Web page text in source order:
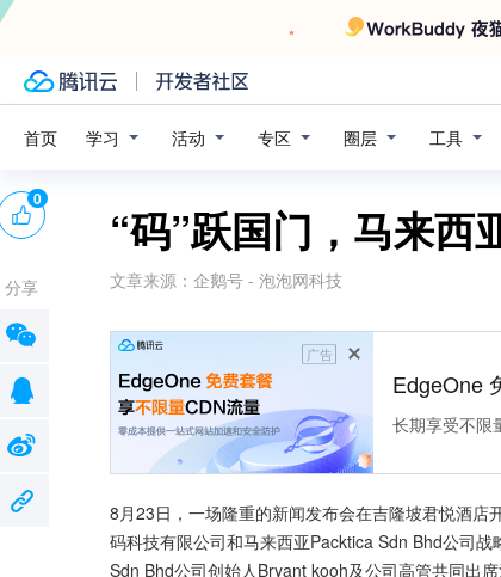
首页 学习 活动 专区 圈层 工具
“码”跃国门，马来西
文章来源： 企鹅号 - 泡泡网科技
广告
EdgeOne
长期享受不限
8月23日，一场隆重的新闻发布会在吉隆坡君悦酒
码科技有限公司和马来西亚Packtica Sdn Bhd公司
Sdn Bhd公司创始人Bryant kooh及公司高管共同出
0
分享